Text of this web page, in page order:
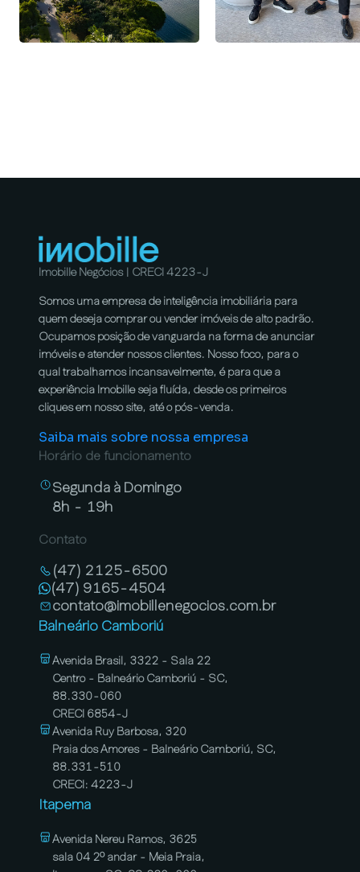
Imobille Negócios | CRECI 4223-J
Somos uma empresa de inteligência imobiliária para
quem deseja comprar ou vender imóveis de alto padrão.
Ocupamos posição de vanguarda na forma de anunciar
imóveis e atender nossos clientes. Nosso foco, para o
qual trabalhamos incansavelmente, é para que a
experiência Imobille seja fluída, desde os primeiros
cliques em nosso site, até o pós-venda.
Saiba mais sobre nossa empresa
Horário de funcionamento
Segunda à Domingo
8h - 19h
Contato
(47) 2125-6500
(47) 9165-4504
contato@imobillenegocios.com.br
Balneário Camboriú
Avenida Brasil, 3322 - Sala 22
Centro - Balneário Camboriú - SC,
88.330-060
CRECI 6854-J
Avenida Ruy Barbosa, 320
Praia dos Amores - Balneário Camboriú, SC,
88.331-510
CRECI: 4223-J
Itapema
Avenida Nereu Ramos, 3625
sala 04 2º andar - Meia Praia,